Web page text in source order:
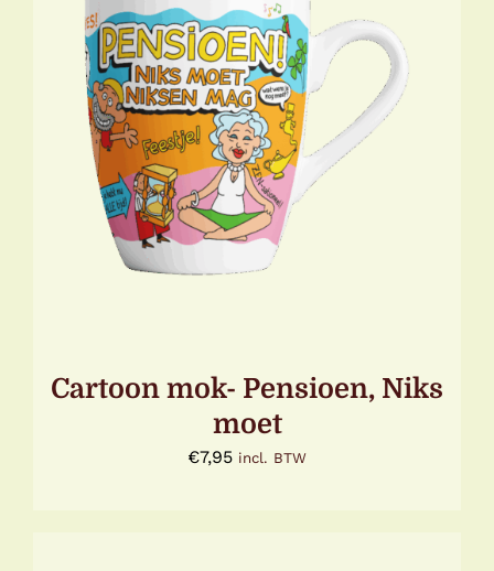
TOEVOEGEN AAN WINKELWAGEN
/
DETAILS
Cartoon mok- Pensioen, Niks
moet
€7,95 incl. BTW